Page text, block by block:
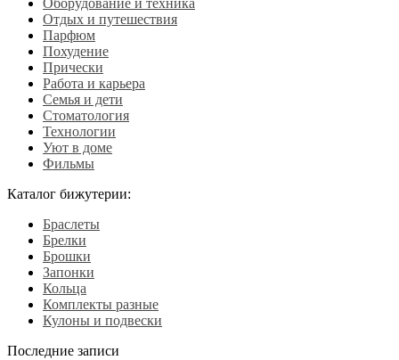
Оборудование и техника
Отдых и путешествия
Парфюм
Похудение
Прически
Работа и карьера
Семья и дети
Стоматология
Технологии
Уют в доме
Фильмы
Каталог бижутерии:
Браслеты
Брелки
Брошки
Запонки
Кольца
Комплекты разные
Кулоны и подвески
Последние записи